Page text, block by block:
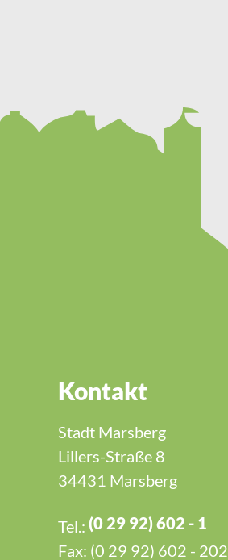
Kontakt
Stadt Marsberg
Lillers-Straße 8
34431 Marsberg
Tel.: (0 29 92) 602 - 1
Fax: (0 29 92) 602 - 202